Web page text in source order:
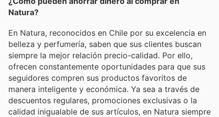
Natura?
En Natura, reconocidos en Chile por su excelencia en
belleza y perfumería, saben que sus clientes buscan
siempre la mejor relación precio-calidad. Por ello,
ofrecen constantemente oportunidades para que sus
seguidores compren sus productos favoritos de
manera inteligente y económica. Ya sea a través de
descuentos regulares, promociones exclusivas o la
calidad inigualable de sus artículos, en Natura siempre